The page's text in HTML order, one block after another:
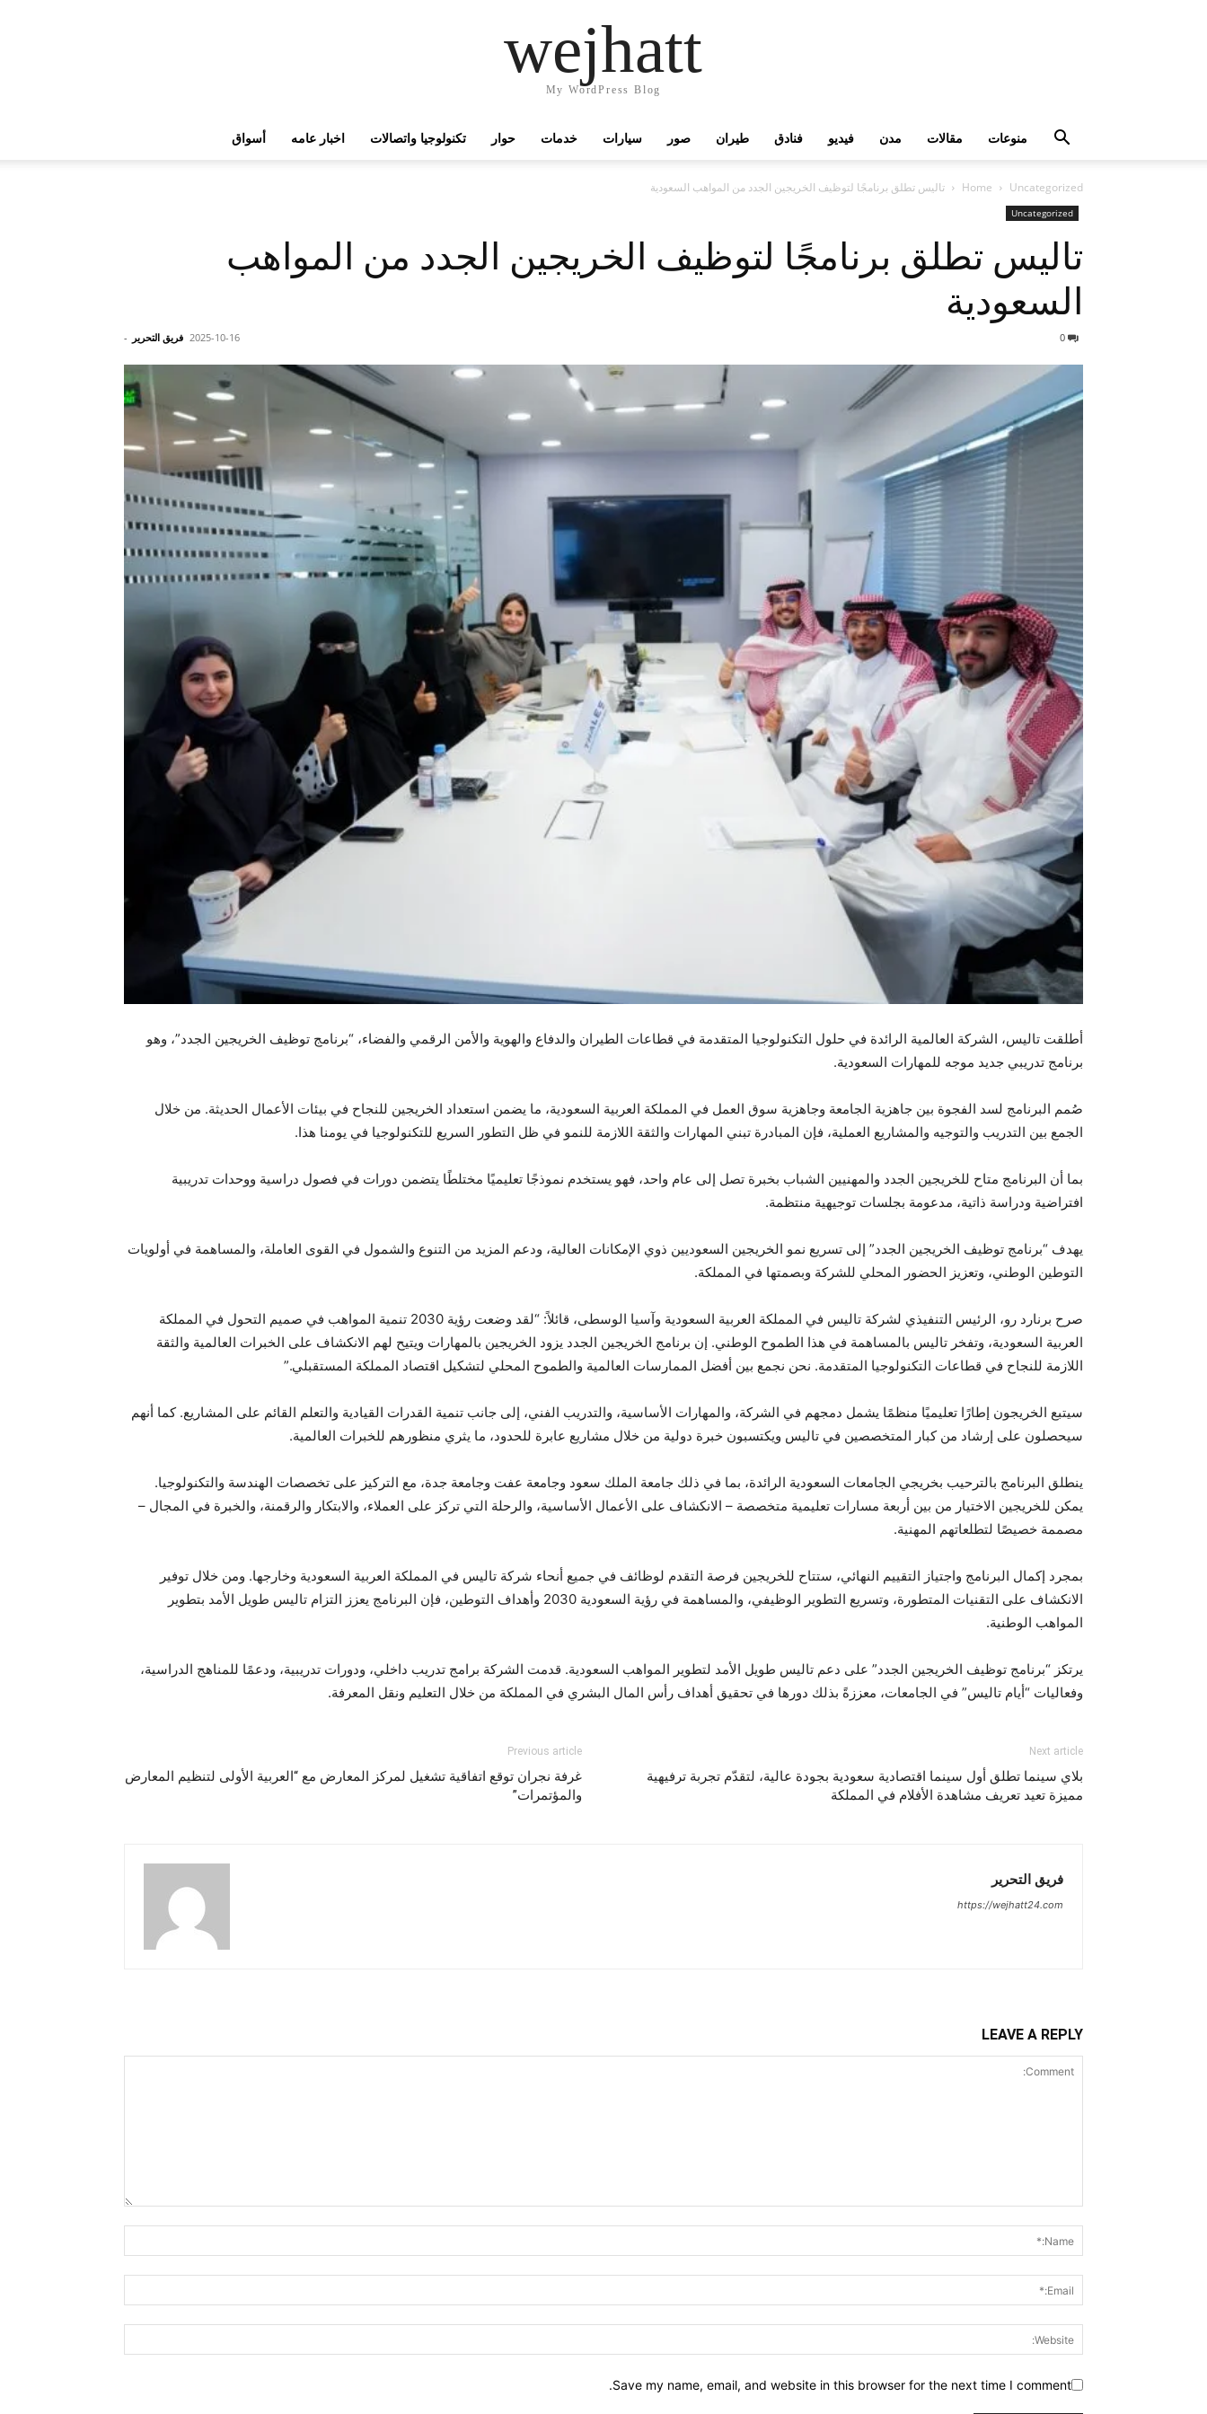
wejhatt
My WordPress Blog
أسواق اخبار عامه تكنولوجيا واتصالات حوار خدمات سيارات صور طيران فنادق فيديو مدن مقالات منوعات
Home Uncategorized تاليس تطلق برنامجًا لتوظيف الخريجين الجدد من المواهب السعودية
Uncategorized
تاليس تطلق برنامجًا لتوظيف الخريجين الجدد من المواهب
السعودية
فريق التحرير - 2025-10-16
أطلقت تاليس، الشركة العالمية الرائدة في حلول التكنولوجيا المتقدمة في قطاعات الطيران والدفاع والهوية والأمن الرقمي والفضاء، “برنامج توظيف الخريجين الجدد”، وهو
برنامج تدريبي جديد موجه للمهارات السعودية.
صُمم البرنامج لسد الفجوة بين جاهزية الجامعة وجاهزية سوق العمل في المملكة العربية السعودية، ما يضمن استعداد الخريجين للنجاح في بيئات الأعمال الحديثة. من خلال
الجمع بين التدريب والتوجيه والمشاريع العملية، فإن المبادرة تبني المهارات والثقة اللازمة للنمو في ظل التطور السريع للتكنولوجيا في يومنا هذا.
بما أن البرنامج متاح للخريجين الجدد والمهنيين الشباب بخبرة تصل إلى عام واحد، فهو يستخدم نموذجًا تعليميًا مختلطًا يتضمن دورات في فصول دراسية ووحدات تدريبية
افتراضية ودراسة ذاتية، مدعومة بجلسات توجيهية منتظمة.
يهدف “برنامج توظيف الخريجين الجدد” إلى تسريع نمو الخريجين السعوديين ذوي الإمكانات العالية، ودعم المزيد من التنوع والشمول في القوى العاملة، والمساهمة في أولويات
التوطين الوطني، وتعزيز الحضور المحلي للشركة وبصمتها في المملكة.
صرح برنارد رو، الرئيس التنفيذي لشركة تاليس في المملكة العربية السعودية وآسيا الوسطى، قائلاً: “لقد وضعت رؤية 2030 تنمية المواهب في صميم التحول في المملكة
العربية السعودية، وتفخر تاليس بالمساهمة في هذا الطموح الوطني. إن برنامج الخريجين الجدد يزود الخريجين بالمهارات ويتيح لهم الانكشاف على الخبرات العالمية والثقة
اللازمة للنجاح في قطاعات التكنولوجيا المتقدمة. نحن نجمع بين أفضل الممارسات العالمية والطموح المحلي لتشكيل اقتصاد المملكة المستقبلي.”
سيتبع الخريجون إطارًا تعليميًا منظمًا يشمل دمجهم في الشركة، والمهارات الأساسية، والتدريب الفني، إلى جانب تنمية القدرات القيادية والتعلم القائم على المشاريع. كما أنهم
سيحصلون على إرشاد من كبار المتخصصين في تاليس ويكتسبون خبرة دولية من خلال مشاريع عابرة للحدود، ما يثري منظورهم للخبرات العالمية.
ينطلق البرنامج بالترحيب بخريجي الجامعات السعودية الرائدة، بما في ذلك جامعة الملك سعود وجامعة عفت وجامعة جدة، مع التركيز على تخصصات الهندسة والتكنولوجيا.
يمكن للخريجين الاختيار من بين أربعة مسارات تعليمية متخصصة – الانكشاف على الأعمال الأساسية، والرحلة التي تركز على العملاء، والابتكار والرقمنة، والخبرة في المجال –
مصممة خصيصًا لتطلعاتهم المهنية.
بمجرد إكمال البرنامج واجتياز التقييم النهائي، ستتاح للخريجين فرصة التقدم لوظائف في جميع أنحاء شركة تاليس في المملكة العربية السعودية وخارجها. ومن خلال توفير
الانكشاف على التقنيات المتطورة، وتسريع التطوير الوظيفي، والمساهمة في رؤية السعودية 2030 وأهداف التوطين، فإن البرنامج يعزز التزام تاليس طويل الأمد بتطوير
المواهب الوطنية.
يرتكز “برنامج توظيف الخريجين الجدد” على دعم تاليس طويل الأمد لتطوير المواهب السعودية. قدمت الشركة برامج تدريب داخلي، ودورات تدريبية، ودعمًا للمناهج الدراسية،
وفعاليات “أيام تاليس” في الجامعات، معززةً بذلك دورها في تحقيق أهداف رأس المال البشري في المملكة من خلال التعليم ونقل المعرفة.
Previous article
غرفة نجران توقع اتفاقية تشغيل لمركز المعارض مع “العربية الأولى لتنظيم المعارض
والمؤتمرات”
Next article
بلاي سينما تطلق أول سينما اقتصادية سعودية بجودة عالية، لتقدّم تجربة ترفيهية
مميزة تعيد تعريف مشاهدة الأفلام في المملكة
فريق التحرير
https://wejhatt24.com
LEAVE A REPLY
Save my name, email, and website in this browser for the next time I comment.